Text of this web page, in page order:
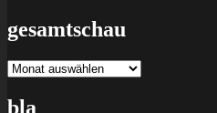
gesamtschau
gesamtschau
bla